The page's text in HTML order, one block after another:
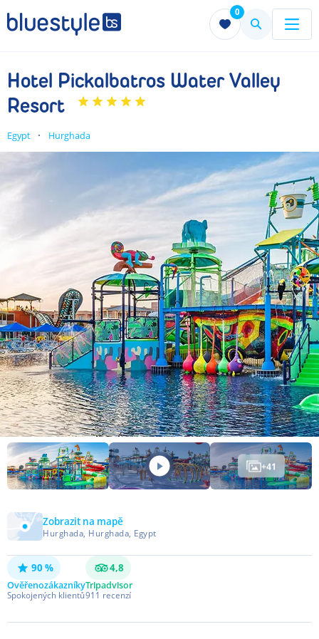
0
Menu Menu
Hotel Pickalbatros Water Valley
Resort
Egypt Hurghada
+41
Zobrazit na mapě
Hurghada, Hurghada, Egypt
90 %
Ověřenozákazníky
Spokojených klientů
4,8
Tripadvisor
911 recenzí